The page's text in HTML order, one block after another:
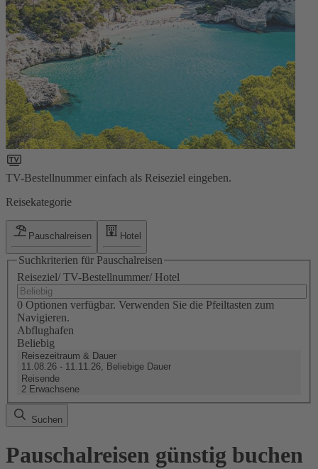
TV-Bestellnummer einfach als Reiseziel eingeben.
Reisekategorie
Pauschalreisen Hotel
Suchkriterien für Pauschalreisen
Reiseziel/ TV-Bestellnummer/ Hotel
0 Optionen verfügbar. Verwenden Sie die Pfeiltasten zum
Navigieren.
Abflughafen
Beliebig
Reisezeitraum & Dauer
11.08.26 - 11.11.26, Beliebige Dauer
Reisende
2 Erwachsene
Suchen
Pauschalreisen günstig buchen